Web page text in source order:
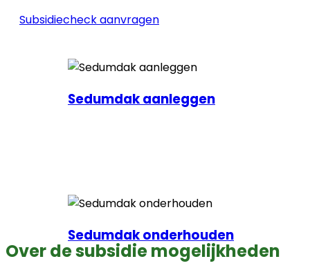
Sedumdak aanleggen
Sedumdak onderhouden
Subsidiecheck aanvragen
Over de subsidie mogelijkheden